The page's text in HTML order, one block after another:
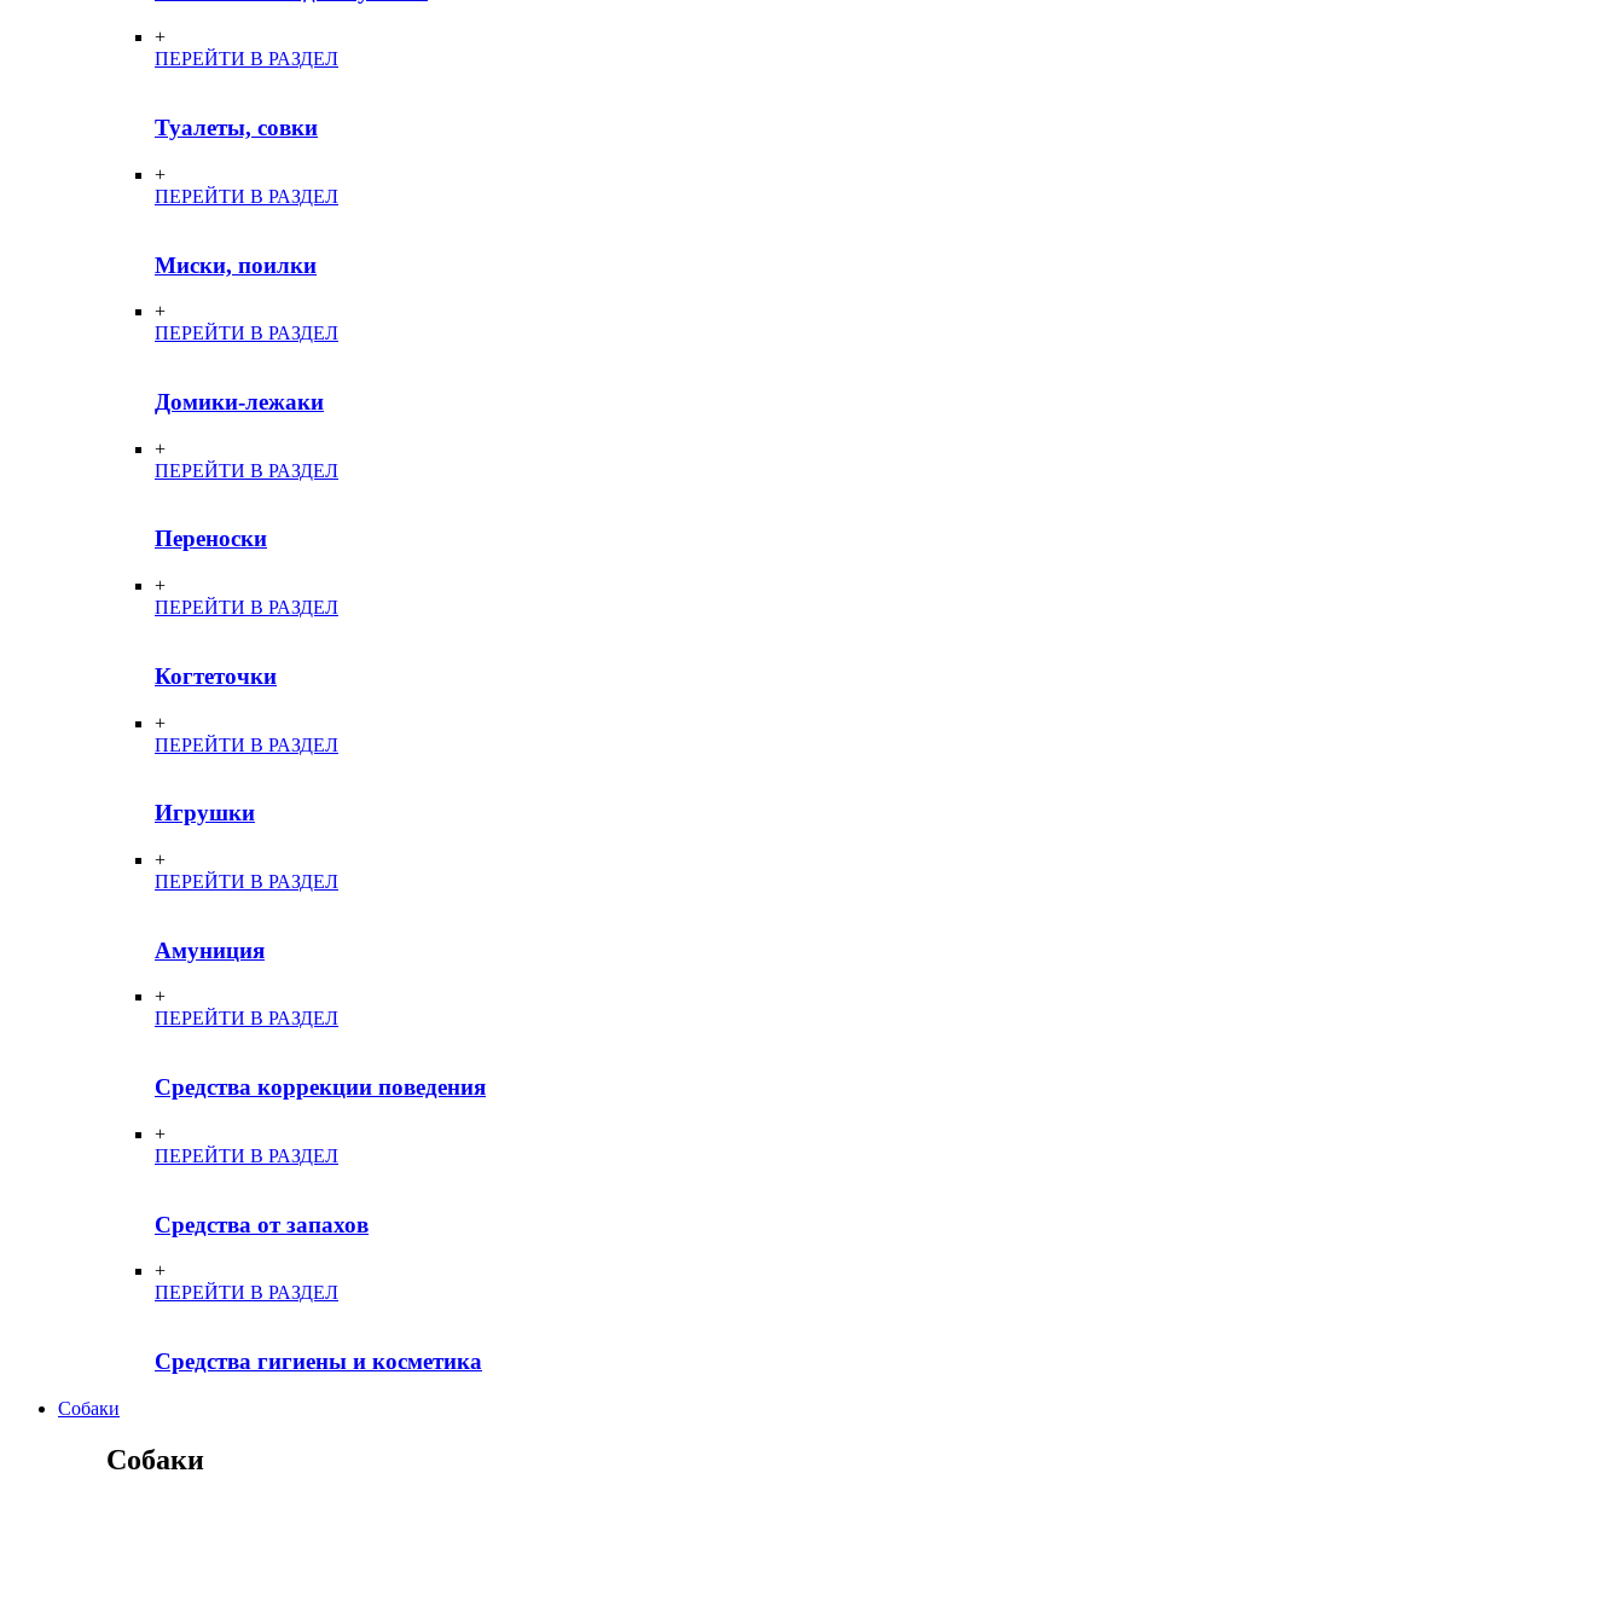
+
ПЕРЕЙТИ В РАЗДЕЛ
Туалеты, совки
+
ПЕРЕЙТИ В РАЗДЕЛ
Миски, поилки
+
ПЕРЕЙТИ В РАЗДЕЛ
Домики-лежаки
+
ПЕРЕЙТИ В РАЗДЕЛ
Переноски
+
ПЕРЕЙТИ В РАЗДЕЛ
Когтеточки
+
ПЕРЕЙТИ В РАЗДЕЛ
Игрушки
+
ПЕРЕЙТИ В РАЗДЕЛ
Амуниция
+
ПЕРЕЙТИ В РАЗДЕЛ
Средства коррекции поведения
+
ПЕРЕЙТИ В РАЗДЕЛ
Средства от запахов
+
ПЕРЕЙТИ В РАЗДЕЛ
Средства гигиены и косметика
Собаки
Собаки